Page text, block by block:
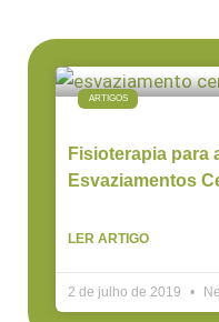
ARTIGOS
Fisioterapia para
Esvaziamentos
LER ARTIGO
2 de julho de 2019